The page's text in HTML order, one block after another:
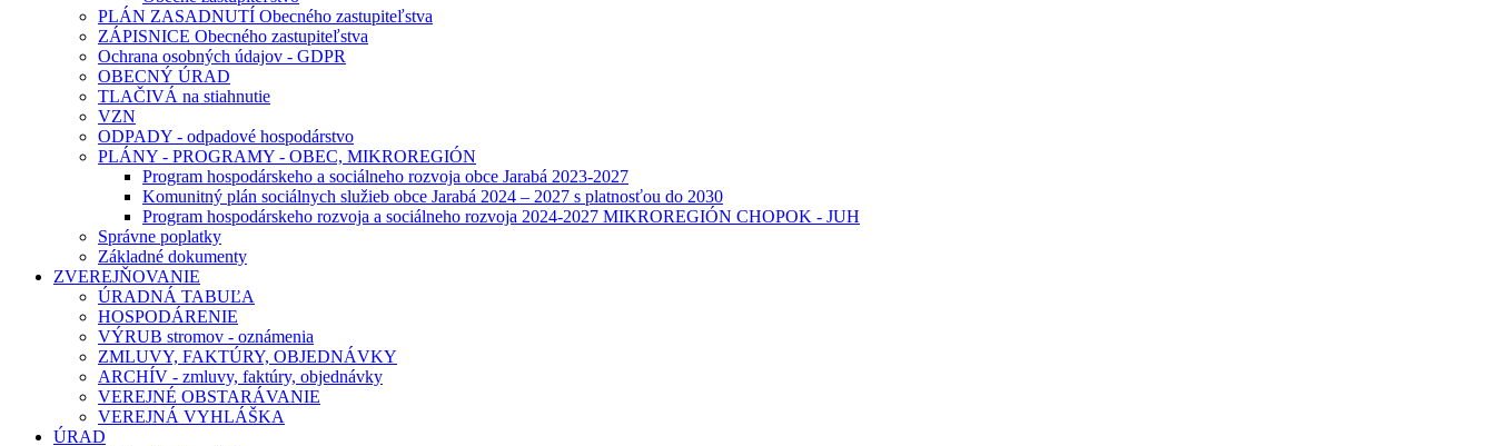
PLÁN ZASADNUTÍ Obecného zastupiteľstva
ZÁPISNICE Obecného zastupiteľstva
Ochrana osobných údajov - GDPR
OBECNÝ ÚRAD
TLAČIVÁ na stiahnutie
VZN
ODPADY - odpadové hospodárstvo
PLÁNY - PROGRAMY - OBEC, MIKROREGIÓN
Program hospodárskeho a sociálneho rozvoja obce Jarabá 2023-2027
Komunitný plán sociálnych služieb obce Jarabá 2024 – 2027 s platnosťou do 2030
Program hospodárskeho rozvoja a sociálneho rozvoja 2024-2027 MIKROREGIÓN CHOPOK - JUH
Správne poplatky
Základné dokumenty
ZVEREJŇOVANIE
ÚRADNÁ TABUĽA
HOSPODÁRENIE
VÝRUB stromov - oznámenia
ZMLUVY, FAKTÚRY, OBJEDNÁVKY
ARCHÍV - zmluvy, faktúry, objednávky
VEREJNÉ OBSTARÁVANIE
VEREJNÁ VYHLÁŠKA
ÚRAD